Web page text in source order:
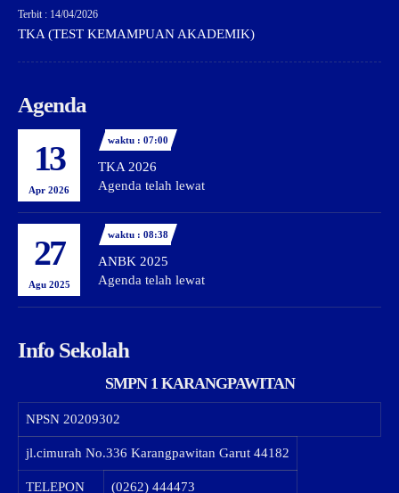
Terbit : 14/04/2026
TKA (TEST KEMAMPUAN AKADEMIK)
Agenda
13
Apr 2026
waktu : 07:00
TKA 2026
Agenda telah lewat
27
Agu 2025
waktu : 08:38
ANBK 2025
Agenda telah lewat
Info Sekolah
SMPN 1 KARANGPAWITAN
NPSN 20209302
jl.cimurah No.336 Karangpawitan Garut 44182
TELEPON (0262) 444473